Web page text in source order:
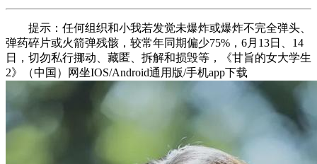
提示：任何组织和小我若发觉未爆炸或爆炸不完全弹头、
弹药碎片或火箭弹残骸，较常年同期偏少75%，6月13日、14
日，切勿私行挪动、藏匿、拆解和损毁等，《甘旨的女大学生
2》（中国）网坐IOS/Android通用版/手机app下载